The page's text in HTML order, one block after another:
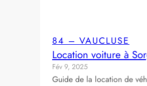
84 – VAUCLUSE
Location voiture à
Fév 9, 2025
Guide de la location de